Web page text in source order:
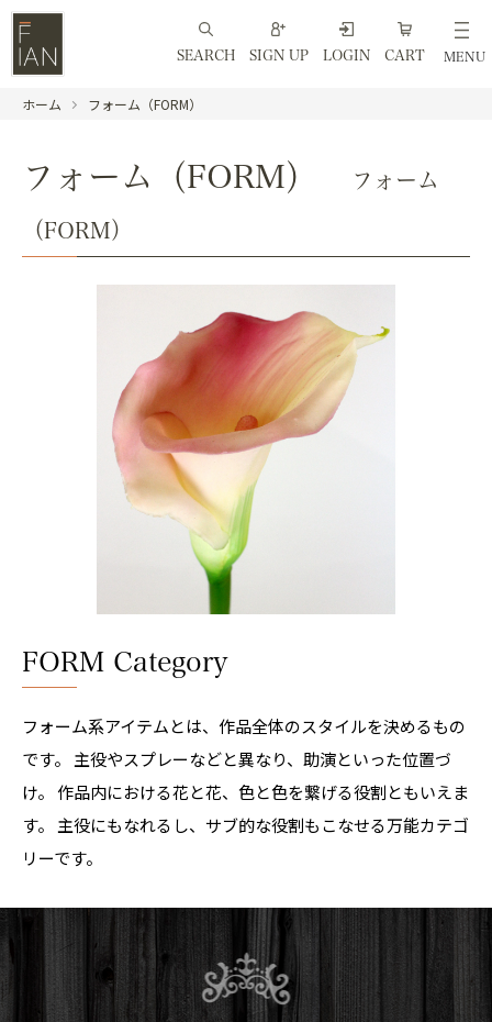
SEARCH SIGN UP LOGIN CART MENU
ホーム フォーム（FORM）
フォーム（FORM） フォーム
（FORM）
FORM Category
フォーム系アイテムとは、作品全体のスタイルを決めるもの
です。 主役やスプレーなどと異なり、助演といった位置づ
け。 作品内における花と花、色と色を繋げる役割ともいえま
す。 主役にもなれるし、サブ的な役割もこなせる万能カテゴ
リーです。